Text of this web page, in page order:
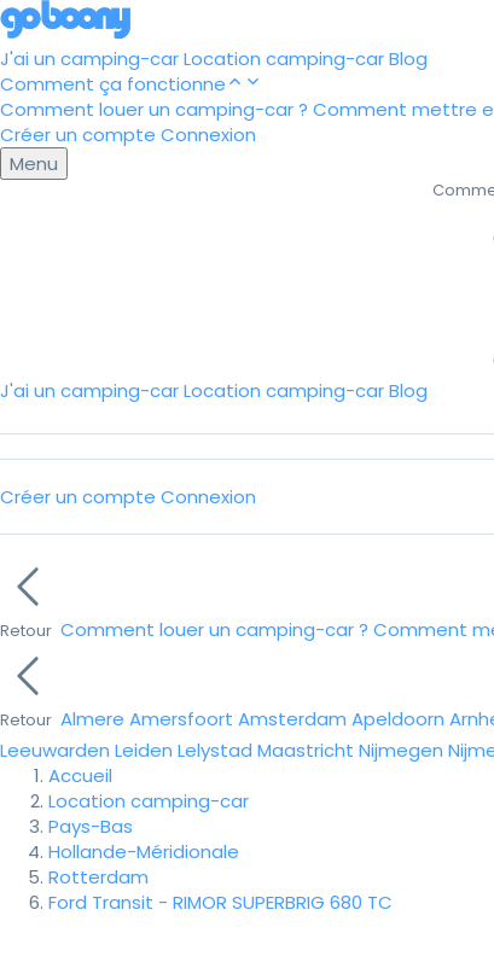
J'ai un camping-carLocation camping-carBlog
Comment ça fonctionne
Comment louer un camping-car ? Comment mettre
Créer un compte Connexion
Menu
J'ai un camping-carLocation camping-carBlog
Créer un compte Connexion
Retour Comment louer un camping-car ? Comment
Retour Almere Amersfoort Amsterdam Apeldoorn
Leeuwarden Leiden Lelystad Maastricht Nijmegen
Accueil
Location camping-car
Pays-Bas
Hollande-Méridionale
Rotterdam
Ford Transit - RIMOR SUPERBRIG 680 TC